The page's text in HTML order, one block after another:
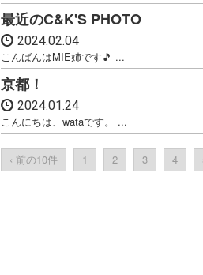
最近のC&K'S PHOTO
2024.02.04
こんばんはMIE姉です🎵 ...
京都！
2024.01.24
こんにちは、wataです。 ...
‹ 前の10件 1 2 3 4